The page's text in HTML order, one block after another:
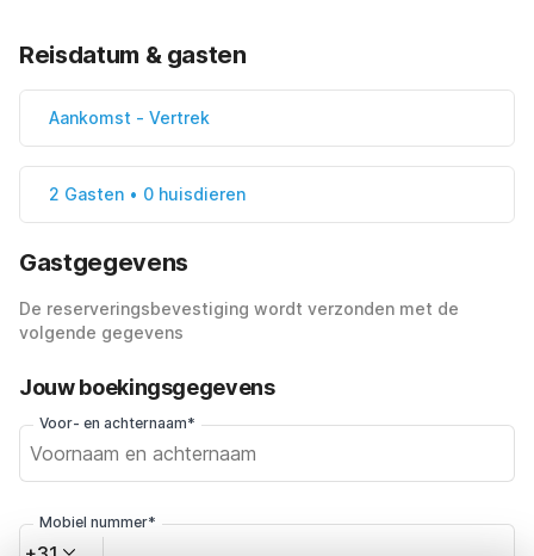
Reisdatum & gasten
Aankomst - Vertrek
2 Gasten • 0 huisdieren
Gastgegevens
De reserveringsbevestiging wordt verzonden met de
volgende gegevens
Jouw boekingsgegevens
Voor- en achternaam*
Mobiel nummer*